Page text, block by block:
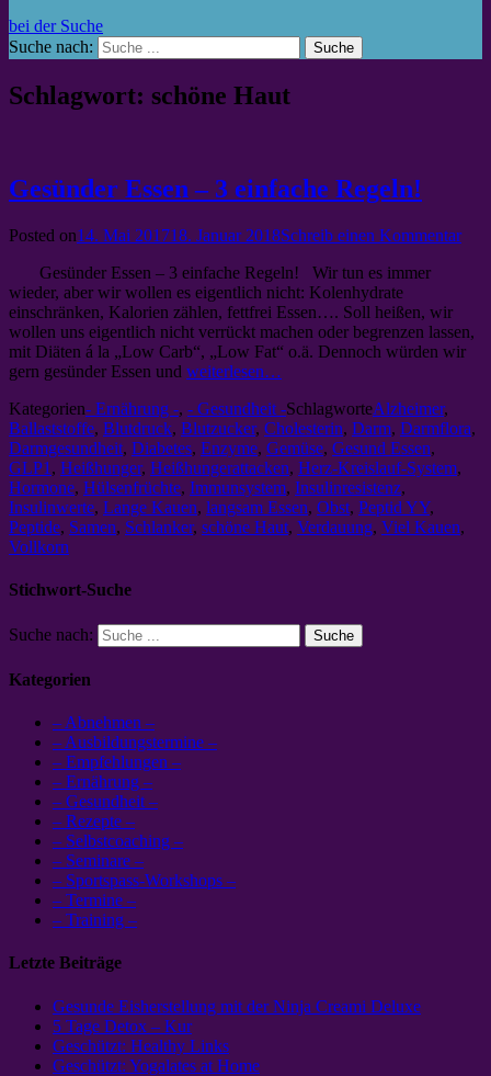
bei der Suche
Suche nach:
Schlagwort: schöne Haut
Gesünder Essen – 3 einfache Regeln!
Posted on14. Mai 201718. Januar 2018Schreib einen Kommentar
Gesünder Essen – 3 einfache Regeln! Wir tun es immer
wieder, aber wir wollen es eigentlich nicht: Kolenhydrate
einschränken, Kalorien zählen, fettfrei Essen…. Soll heißen, wir
wollen uns eigentlich nicht verrückt machen oder begrenzen lassen,
mit Diäten á la „Low Carb“, „Low Fat“ o.ä. Dennoch würden wir
gern gesünder Essen und weiterlesen…
Kategorien- Ernährung -, - Gesundheit -SchlagworteAlzheimer,
Ballaststoffe, Blutdruck, Blutzucker, Cholesterin, Darm, Darmflora,
Darmgesundheit, Diabetes, Enzyme, Gemüse, Gesund Essen,
GLP1 , Heißhunger, Heißhungerattacken, Herz-Kreislauf-System,
Hormone, Hülsenfrüchte, Immunsystem, Insulinresistenz,
Insulinwerte, Lange Kauen, langsam Essen, Obst, Peptid YY,
Peptide, Samen, Schlanker, schöne Haut, Verdauung, Viel Kauen,
Vollkorn
Stichwort-Suche
Suche nach:
Kategorien
– Abnehmen –
– Ausbildungstermine –
– Empfehlungen –
– Ernährung –
– Gesundheit –
– Rezepte –
– Selbstcoaching –
– Seminare –
– Sportspass-Workshops –
– Termine –
– Training –
Letzte Beiträge
Gesunde Eisherstellung mit der Ninja Creami Deluxe
5 Tage Detox – Kur
Geschützt: Healthy Links
Geschützt: Yogalates at Home